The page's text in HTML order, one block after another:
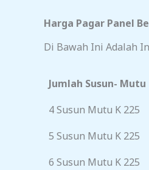
Harga Pagar Panel
Di Bawah Ini Adalah
Jumlah Susun- Mutu
4 Susun Mutu K 225
5 Susun Mutu K 225
6 Susun Mutu K 225